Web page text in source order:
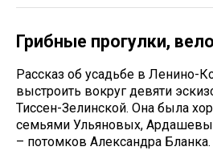
Грибные прогулки,
Рассказ об усадьбе в Ленино-
выстроить вокруг девяти
Тиссен-Зелинской. Она была
семьями Ульяновых,
– потомков Александра Бланка.